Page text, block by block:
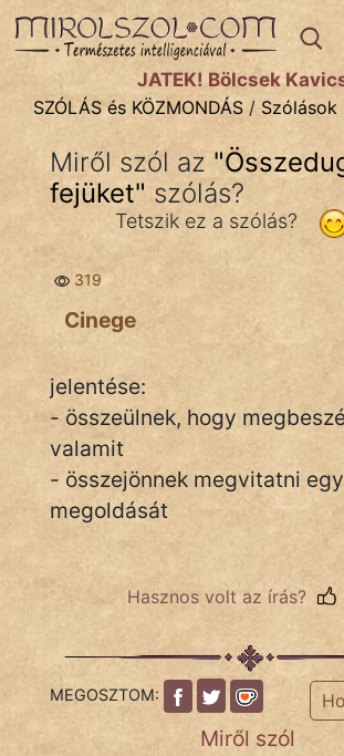
SZÓLÁS ÉS KÖZMONDÁStémák:
Bibliai
Közmondások
Szállóigék
Szóláscsoportok
Szólások
Tréfás
És
KÖZMONDÁS
JÁTÉK! Bölcsek
SZÓLÁS és KÖZMONDÁS / Szólások
Miről szól az "
fejüket" szólás?
Tetszik ez a szólás?
319
Cinege
jelentése:
- összeülnek, hogy
valamit
- összejönnek megvitatni
megoldását
Hasznos volt az írás?
MEGOSZTOM:
Miről szól